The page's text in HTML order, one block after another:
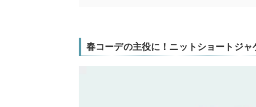
春コーデの主役に！ニットショートジャ